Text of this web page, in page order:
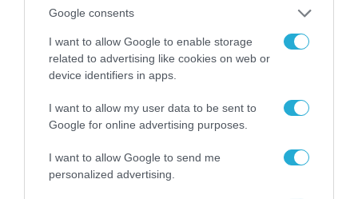
Google consents
I want to allow Google to enable storage
related to advertising like cookies on web or
device identifiers in apps.
I want to allow my user data to be sent to
Google for online advertising purposes.
I want to allow Google to send me
personalized advertising.
Το χρηματοδοτούμενο
Gaming Police”
ενισχύει την ασφάλεια
των παιδιών στο
31.07.2026
ΑΑΔΕ: Διευκρινίσεις
για τα πρόστιμα σε
παραβάσεις που
αφορούν τους ΦΗΜ
31.07.2026